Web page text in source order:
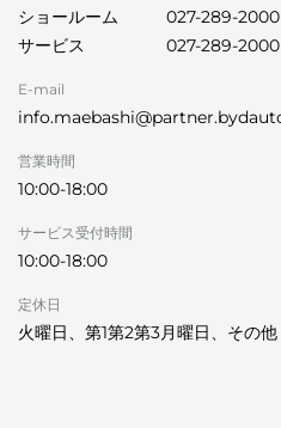
ショールーム
027-289-2000
サービス
027-289-2000
E-mail
営業時間
10:00-18:00
サービス受付時間
10:00-18:00
定休日
火曜日、第1第2第3月曜日、その他